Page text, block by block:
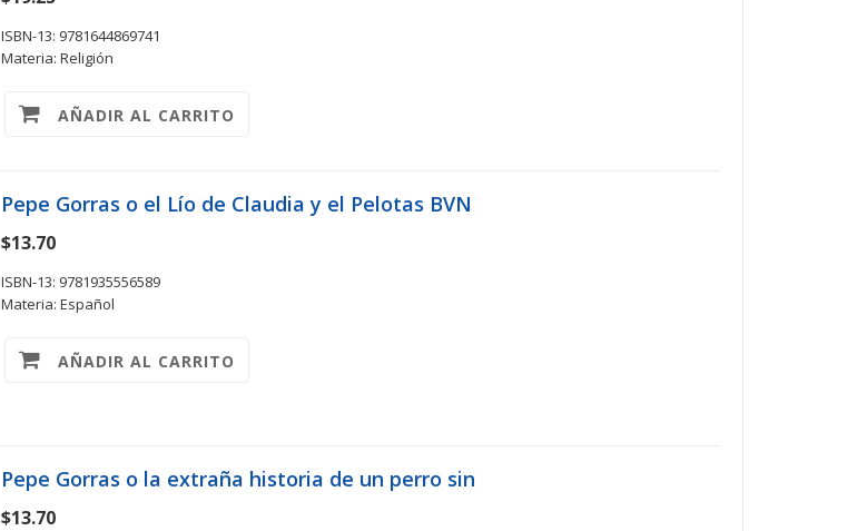
ISBN-13: 9781644869741
Materia: Religión
AÑADIR AL CARRITO
Pepe Gorras o el Lío de Claudia y el Pelotas BVN
$13.70
ISBN-13: 9781935556589
Materia: Español
AÑADIR AL CARRITO
Pepe Gorras o la extraña historia de un perro sin
$13.70